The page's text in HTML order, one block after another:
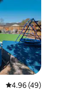
レビュー49件、5つ星
4.96 (49)